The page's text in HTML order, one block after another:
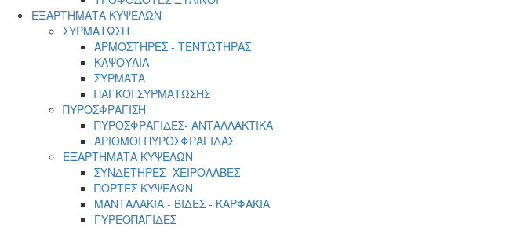
ΕΞΑΡΤΗΜΑΤΑ ΚΥΨΕΛΩΝ
ΣΥΡΜΑΤΩΣΗ
ΑΡΜΟΣΤΗΡΕΣ - ΤΕΝΤΩΤΗΡΑΣ
ΚΑΨΟΥΛΙΑ
ΣΥΡΜΑΤΑ
ΠΑΓΚΟΙ ΣΥΡΜΑΤΩΣΗΣ
ΠΥΡΟΣΦΡΑΓΙΣΗ
ΠΥΡΟΣΦΡΑΓΙΔΕΣ- ΑΝΤΑΛΛΑΚΤΙΚΑ
ΑΡΙΘΜΟΙ ΠΥΡΟΣΦΡΑΓΙΔΑΣ
ΕΞΑΡΤΗΜΑΤΑ ΚΥΨΕΛΩΝ
ΣΥΝΔΕΤΗΡΕΣ- ΧΕΙΡΟΛΑΒΕΣ
ΠΟΡΤΕΣ ΚΥΨΕΛΩΝ
ΜΑΝΤΑΛΑΚΙΑ - ΒΙΔΕΣ - ΚΑΡΦΑΚΙΑ
ΓΥΡΕΟΠΑΓΙΔΕΣ